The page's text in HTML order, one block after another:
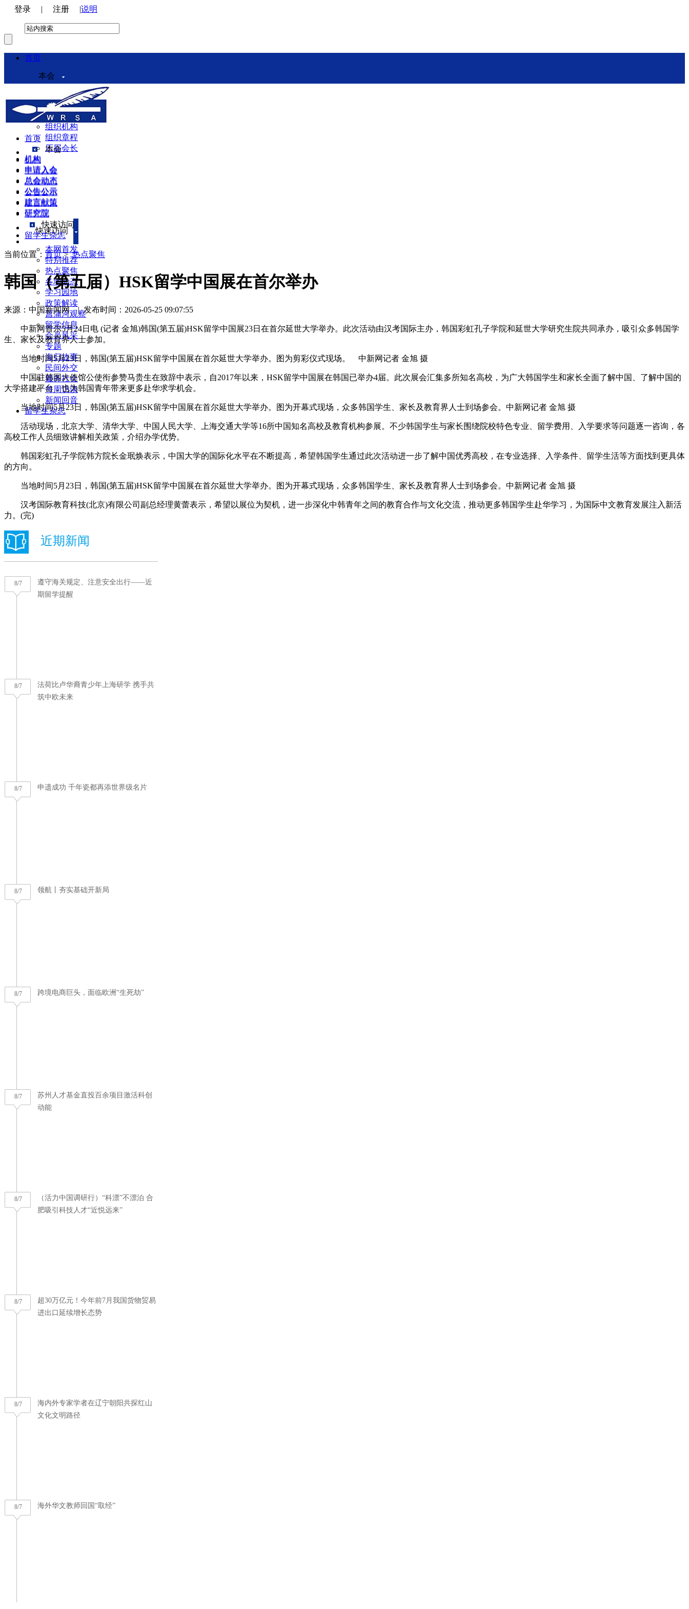
登录 | 注册 |说明
首页
本会
本会介绍
领导机构
理事会
组织机构
组织章程
历届会长
机构
申请入会
总会动态
公告公示
建言献策
研究院
快速访问
本网首发
特别推荐
热点聚焦
各地动态
学习园地
政策解读
菖蒲河观察
留学信息
会员风采
专题
海归故事
民间外交
服务社会
每周访谈
新闻回音
留学生杂志
首页
本会
机构
申请入会
总会动态
公告公示
建言献策
研究院
快速访问
留学生杂志
当前位置： 首页>热点聚焦
韩国（第五届）HSK留学中国展在首尔举办
来源：中国新闻网 |发布时间：2026-05-25 09:07:55
中新网首尔5月24日电 (记者 金旭)韩国(第五届)HSK留学中国展23日在首尔延世大学举办。此次活动由汉考国际主办，韩国彩虹孔子学院和延世大学研究生院共同承办，吸引众多韩国学
生、家长及教育界人士参加。
当地时间5月23日，韩国(第五届)HSK留学中国展在首尔延世大学举办。图为剪彩仪式现场。 中新网记者 金旭 摄
中国驻韩国大使馆公使衔参赞马贵生在致辞中表示，自2017年以来，HSK留学中国展在韩国已举办4届。此次展会汇集多所知名高校，为广大韩国学生和家长全面了解中国、了解中国的
大学搭建平台，也为韩国青年带来更多赴华求学机会。
当地时间5月23日，韩国(第五届)HSK留学中国展在首尔延世大学举办。图为开幕式现场，众多韩国学生、家长及教育界人士到场参会。中新网记者 金旭 摄
活动现场，北京大学、清华大学、中国人民大学、上海交通大学等16所中国知名高校及教育机构参展。不少韩国学生与家长围绕院校特色专业、留学费用、入学要求等问题逐一咨询，各
高校工作人员细致讲解相关政策，介绍办学优势。
韩国彩虹孔子学院韩方院长金珉焕表示，中国大学的国际化水平在不断提高，希望韩国学生通过此次活动进一步了解中国优秀高校，在专业选择、入学条件、留学生活等方面找到更具体
的方向。
当地时间5月23日，韩国(第五届)HSK留学中国展在首尔延世大学举办。图为开幕式现场，众多韩国学生、家长及教育界人士到场参会。中新网记者 金旭 摄
汉考国际教育科技(北京)有限公司副总经理黄蕾表示，希望以展位为契机，进一步深化中韩青年之间的教育合作与文化交流，推动更多韩国学生赴华学习，为国际中文教育发展注入新活
力。(完)